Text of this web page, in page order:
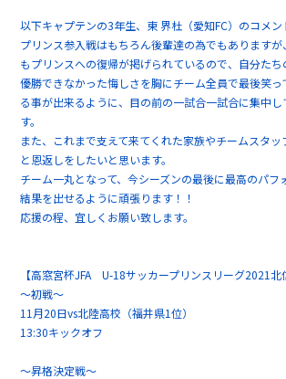
以下キャプテンの3年生、東 界杜（愛知FC）のコメン
プリンス参入戦はもちろん後輩達の為でもあります
もプリンスへの復帰が掲げられているので、自分た
優勝できなかった悔しさを胸にチーム全員で最後笑っ
る事が出来るように、目の前の一試合一試合に集中
す。
また、これまで支えて来てくれた家族やチームスタッ
と恩返しをしたいと思います。
チーム一丸となって、今シーズンの最後に最高のパフ
結果を出せるように頑張ります！！
応援の程、宜しくお願い致します。
【高窓宮杯JFA U-18サッカープリンスリーグ2021北
～初戦～
11月20日vs北陸高校（福井県1位）
13:30キックオフ
～昇格決定戦～